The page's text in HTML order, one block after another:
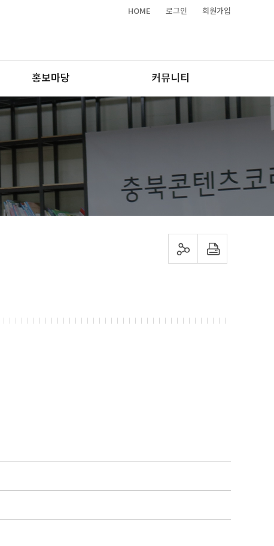
HOME 로그인 회원가입
홍보마당 커뮤니티
sns 공유하기 프린트하기